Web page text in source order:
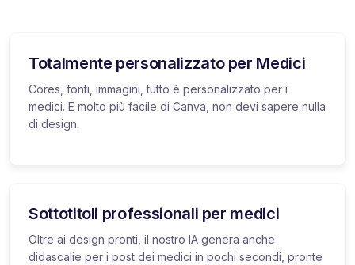
Totalmente personalizzato per Medici
Cores, fonti, immagini, tutto è personalizzato per i
medici. È molto più facile di Canva, non devi sapere nulla
di design.
Sottotitoli professionali per medici
Oltre ai design pronti, il nostro IA genera anche
didascalie per i post dei medici in pochi secondi, pronte